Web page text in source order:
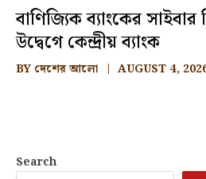
বাণিজ্যিক ব্যাংকের সাইবার
উদ্বেগে কেন্দ্রীয় ব্যাংক
BY দেশের আলো AUGUST 4,
Search